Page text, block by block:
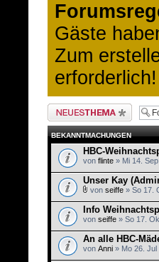
Gäste
Zum
erforderlich!
Neues Thema erstellen
BEKANNTMACHUNGEN
HBC-
von flinte » Mi 14.
Unser Kay
von seiffe » So 17.
Info
von seiffe » So 17.
An alle HBC-
von Anni » Mo 26. Jul